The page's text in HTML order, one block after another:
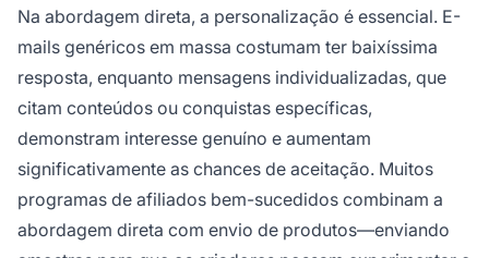
Na abordagem direta, a personalização é essencial. E-
mails genéricos em massa costumam ter baixíssima
resposta, enquanto mensagens individualizadas, que
citam conteúdos ou conquistas específicas,
demonstram interesse genuíno e aumentam
significativamente as chances de aceitação. Muitos
programas de afiliados bem-sucedidos combinam a
abordagem direta com envio de produtos—enviando